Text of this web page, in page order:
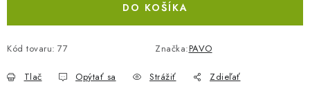
DO KOŠÍKA
Kód tovaru: 77 Značka:PAVO
Tlač Opýtať sa Strážiť Zdieľať